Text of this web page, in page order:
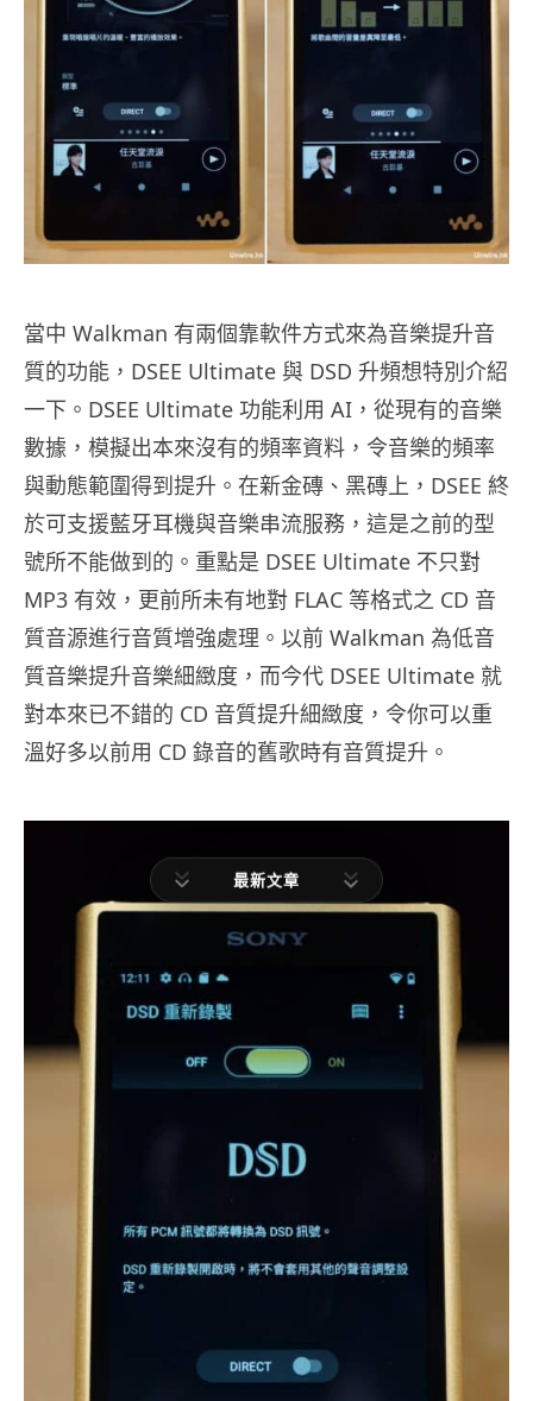
當中 Walkman 有兩個靠軟件方式來為音樂提升音
質的功能，DSEE Ultimate 與 DSD 升頻想特別介紹
一下。DSEE Ultimate 功能利用 AI，從現有的音樂
數據，模擬出本來沒有的頻率資料，令音樂的頻率
與動態範圍得到提升。在新金磚、黑磚上，DSEE 終
於可支援藍牙耳機與音樂串流服務，這是之前的型
號所不能做到的。重點是 DSEE Ultimate 不只對
MP3 有效，更前所未有地對 FLAC 等格式之 CD 音
質音源進行音質增強處理。以前 Walkman 為低音
質音樂提升音樂細緻度，而今代 DSEE Ultimate 就
對本來已不錯的 CD 音質提升細緻度，令你可以重
溫好多以前用 CD 錄音的舊歌時有音質提升。
最新文章